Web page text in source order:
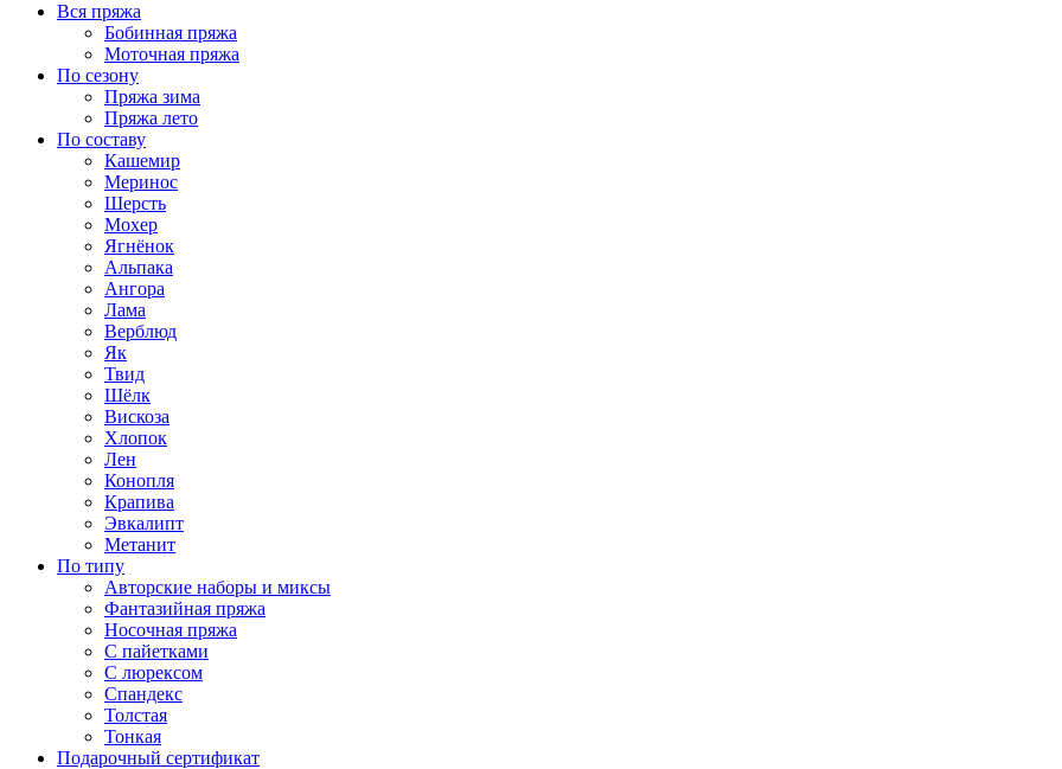
Вся пряжа
Бобинная пряжа
Моточная пряжа
По сезону
Пряжа зима
Пряжа лето
По составу
Кашемир
Меринос
Шерсть
Мохер
Ягнёнок
Альпака
Ангора
Лама
Верблюд
Як
Твид
Шёлк
Вискоза
Хлопок
Лен
Конопля
Крапива
Эвкалипт
Метанит
По типу
Авторские наборы и миксы
Фантазийная пряжа
Носочная пряжа
С пайетками
С люрексом
Спандекс
Толстая
Тонкая
Подарочный сертификат